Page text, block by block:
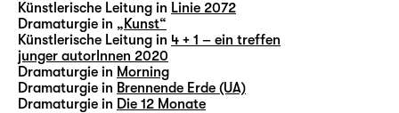
Künstlerische Leitung in Linie 2072
Dramaturgie in „Kunst“
Künstlerische Leitung in 4 + 1 – ein treffen
junger autorInnen 2020
Dramaturgie in Morning
Dramaturgie in Brennende Erde (UA)
Dramaturgie in Die 12 Monate